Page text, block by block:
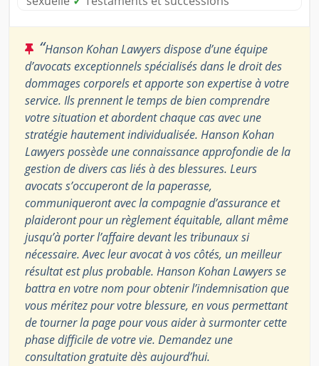
“Hanson Kohan Lawyers dispose d’une équipe
d’avocats exceptionnels spécialisés dans le droit des
dommages corporels et apporte son expertise à votre
service. Ils prennent le temps de bien comprendre
votre situation et abordent chaque cas avec une
stratégie hautement individualisée. Hanson Kohan
Lawyers possède une connaissance approfondie de la
gestion de divers cas liés à des blessures. Leurs
avocats s’occuperont de la paperasse,
communiqueront avec la compagnie d’assurance et
plaideront pour un règlement équitable, allant même
jusqu’à porter l’affaire devant les tribunaux si
nécessaire. Avec leur avocat à vos côtés, un meilleur
résultat est plus probable. Hanson Kohan Lawyers se
battra en votre nom pour obtenir l’indemnisation que
vous méritez pour votre blessure, en vous permettant
de tourner la page pour vous aider à surmonter cette
phase difficile de votre vie. Demandez une
consultation gratuite dès aujourd’hui.